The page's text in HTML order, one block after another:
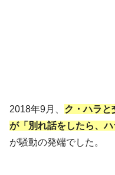
2018年9月、 ク・ハラと
が「別れ話をしたら、
が騒動の発端でした。